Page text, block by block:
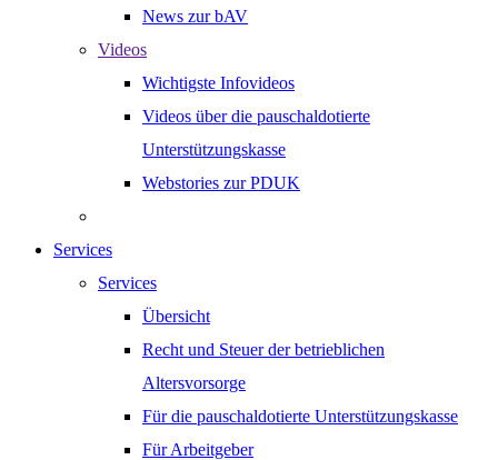
News zur bAV
Videos
Wichtigste Infovideos
Videos über die pauschaldotierte
Unterstützungskasse
Webstories zur PDUK
Services
Services
Übersicht
Recht und Steuer der betrieblichen
Altersvorsorge
Für die pauschaldotierte Unterstützungskasse
Für Arbeitgeber